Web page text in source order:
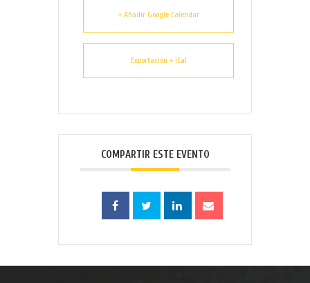
+ Añadir Google Calendar
Exportación + iCal
COMPARTIR ESTE EVENTO